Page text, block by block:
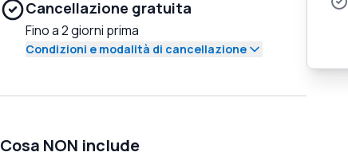
Cancellazione gratuita
Fino a 2 giorni prima
Condizioni e modalità di cancellazione
Cosa NON include